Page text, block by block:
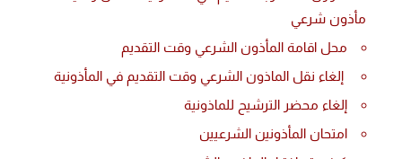
مأذون شرعي
محل اقامة المأذون الشرعي وقت التقديم
إلغاء نقل الماذون الشرعي وقت التقديم في المأذونية
إلغاء محضر الترشيح للماذونية
امتحان المأذونين الشرعيين